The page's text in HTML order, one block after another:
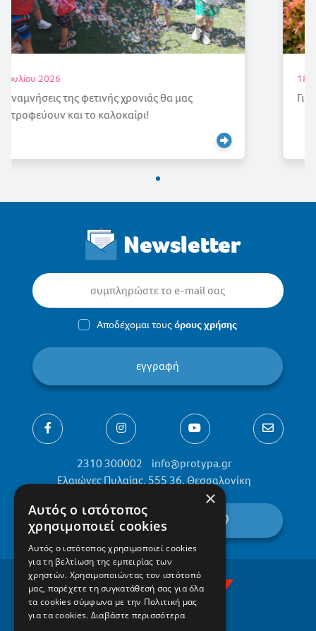
18 Ιουλίου 2026
Γιορτάζουμε την Άνοιξη
Newsletter
Αποδέχομαι τουςόρους χρήσης
εγγραφή
2310 300002
info@protypa.gr
Ελαιώνες Πυλαίας, 555 36, Θεσσαλονίκη
βρείτε μας στον χάρτη
×
Αυτός ο ιστότοπος
χρησιμοποιεί cookies
Αυτός ο ιστότοπος χρησιμοποιεί cookies
για τη βελτίωση της εμπειρίας των
χρηστών. Χρησιμοποιώντας τον ιστότοπό
μας, παρέχετε τη συγκατάθεσή σας για όλα
τα cookies σύμφωνα με την Πολιτική μας
για τα cookies. Διαβάστε περισσότερα